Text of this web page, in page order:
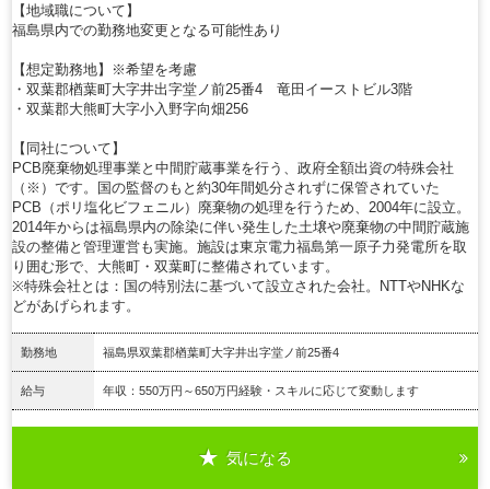
【地域職について】
福島県内での勤務地変更となる可能性あり
【想定勤務地】※希望を考慮
・双葉郡楢葉町大字井出字堂ノ前25番4 竜田イーストビル3階
・双葉郡大熊町大字小入野字向畑256
【同社について】
PCB廃棄物処理事業と中間貯蔵事業を行う、政府全額出資の特殊会社
（※）です。国の監督のもと約30年間処分されずに保管されていた
PCB（ポリ塩化ビフェニル）廃棄物の処理を行うため、2004年に設立。
2014年からは福島県内の除染に伴い発生した土壌や廃棄物の中間貯蔵施
設の整備と管理運営も実施。施設は東京電力福島第一原子力発電所を取
り囲む形で、大熊町・双葉町に整備されています。
※特殊会社とは：国の特別法に基づいて設立された会社。NTTやNHKな
どがあげられます。
勤務地 福島県双葉郡楢葉町大字井出字堂ノ前25番4
給与 年収：550万円～650万円経験・スキルに応じて変動します
気になる